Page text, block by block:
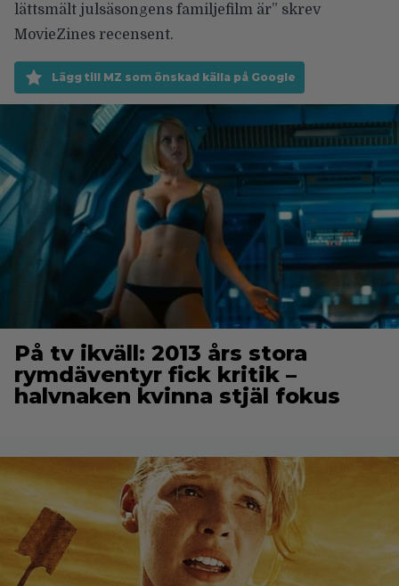
lättsmält julsäsongens familjefilm är” skrev
MovieZines recensent.
Lägg till MZ som önskad källa på Google
På tv ikväll: 2013 års stora
rymdäventyr fick kritik –
halvnaken kvinna stjäl fokus